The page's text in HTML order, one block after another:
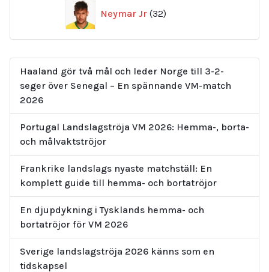
Neymar Jr 32
produkter
Haaland gör två mål och leder Norge till 3-2-
seger över Senegal – En spännande VM-match
2026
Portugal Landslagströja VM 2026: Hemma-, borta-
och målvaktströjor
Frankrike landslags nyaste matchställ: En
komplett guide till hemma- och bortatröjor
En djupdykning i Tysklands hemma- och
bortatröjor för VM 2026
Sverige landslagströja 2026 känns som en
tidskapsel